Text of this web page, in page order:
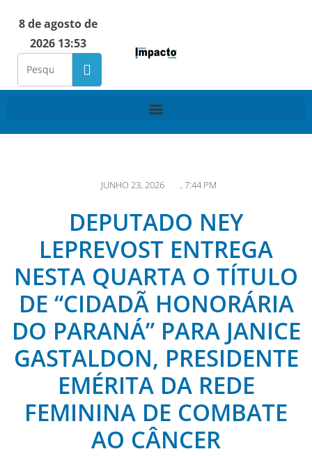
8 de agosto de
2026 13:53
JUNHO 23, 2026 , 7:44 PM
DEPUTADO NEY
LEPREVOST ENTREGA
NESTA QUARTA O TÍTULO
DE “CIDADÃ HONORÁRIA
DO PARANÁ” PARA JANICE
GASTALDON, PRESIDENTE
EMÉRITA DA REDE
FEMININA DE COMBATE
AO CÂNCER